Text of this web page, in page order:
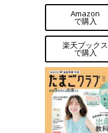
Amazon
で購入
楽天ブックス
で購入